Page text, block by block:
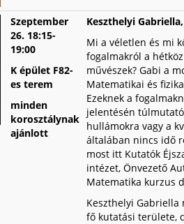
Szeptember
26. 18:15-
19:00
K épület F82-
es terem
minden
korosztálynak
ajánlott
Keszthelyi
Mi a véletlen és mi
fogalmakról a
művészek? Gabi a
Matematikai és
Ezeknek a
jelentésén
hullámokra vagy a
általában nincs idő
most itt Kutatók
intézet, Önvezető
Matematika kurzus
Keszthelyi
fő kutatási területe,